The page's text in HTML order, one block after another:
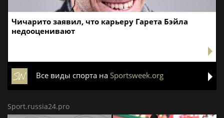
Чичарито заявил, что карьеру Гарета Бэйла
недооценивают
Все виды спорта на Sportsweek.org
Sport.russia24.pro